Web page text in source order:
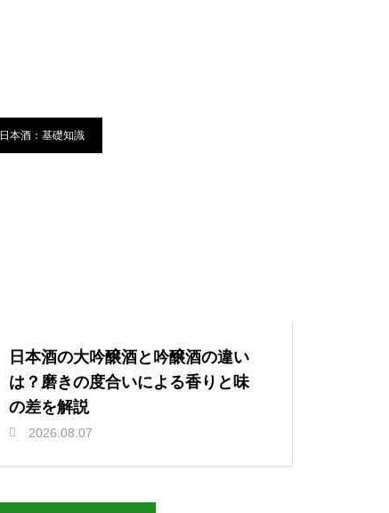
日本酒：基礎知識
日本酒の大吟醸酒と吟醸酒の違い
は？磨きの度合いによる香りと味
の差を解説
2026.08.07